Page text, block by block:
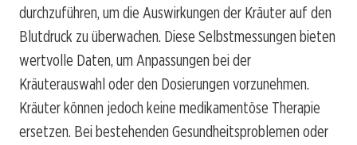
durchzuführen, um die Auswirkungen der Kräuter auf den
Blutdruck zu überwachen. Diese Selbstmessungen bieten
wertvolle Daten, um Anpassungen bei der
Kräuterauswahl oder den Dosierungen vorzunehmen.
Kräuter können jedoch keine medikamentöse Therapie
ersetzen. Bei bestehenden Gesundheitsproblemen oder